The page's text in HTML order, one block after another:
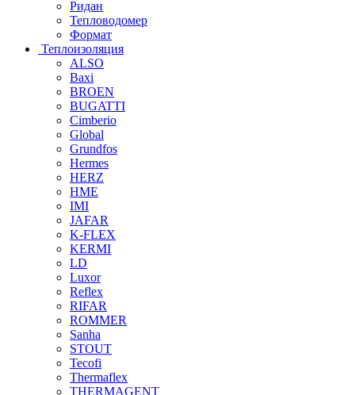
Ридан
Тепловодомер
Формат
Теплоизоляция
ALSO
Baxi
BROEN
BUGATTI
Cimberio
Global
Grundfos
Hermes
HERZ
HME
IMI
JAFAR
K-FLEX
KERMI
LD
Luxor
Reflex
RIFAR
ROMMER
Sanha
STOUT
Tecofi
Thermaflex
THERMAGENT